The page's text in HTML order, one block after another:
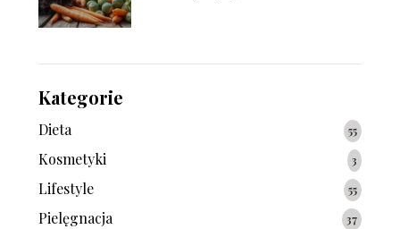
Kategorie
Dieta 55
Kosmetyki 3
Lifestyle 55
Pielęgnacja 37